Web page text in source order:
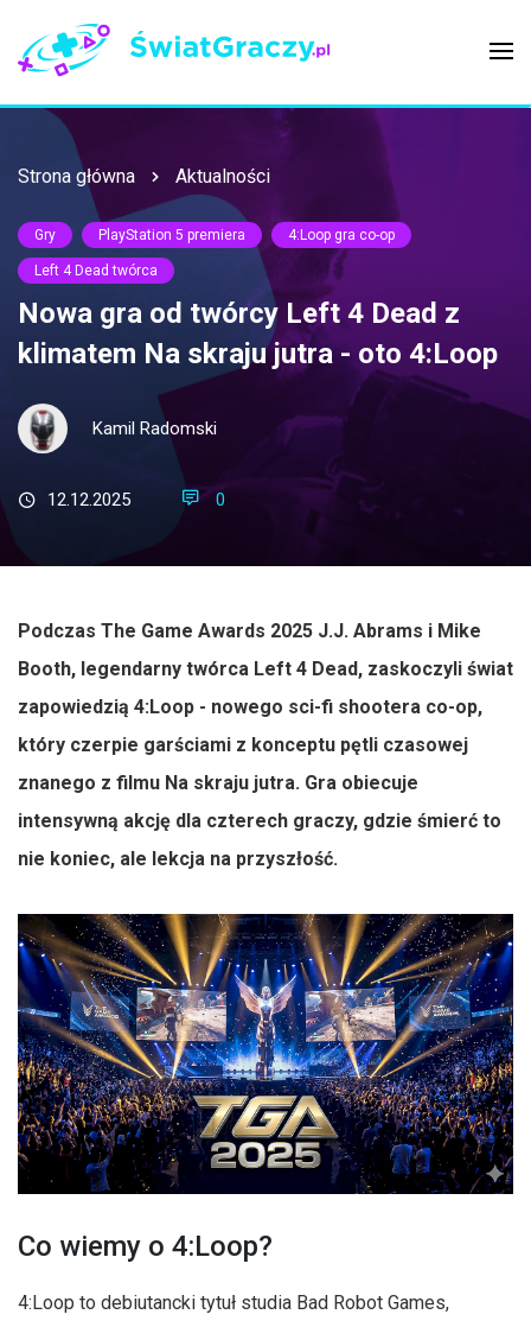
Strona główna Aktualności
Gry PlayStation 5 premiera 4:Loop gra co-op
Left 4 Dead twórca
Nowa gra od twórcy Left 4 Dead z
klimatem Na skraju jutra - oto 4:Loop
Kamil Radomski
12.12.2025 0
Podczas The Game Awards 2025 J.J. Abrams i Mike
Booth, legendarny twórca Left 4 Dead, zaskoczyli świat
zapowiedzią 4:Loop - nowego sci-fi shootera co-op,
który czerpie garściami z konceptu pętli czasowej
znanego z filmu Na skraju jutra. Gra obiecuje
intensywną akcję dla czterech graczy, gdzie śmierć to
nie koniec, ale lekcja na przyszłość.
Co wiemy o 4:Loop?
4:Loop to debiutancki tytuł studia Bad Robot Games,